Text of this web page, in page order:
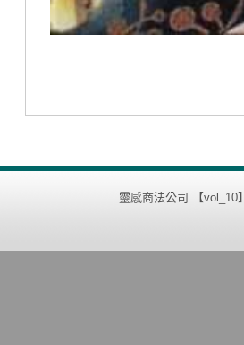
靈感商法公司 【vol_10】